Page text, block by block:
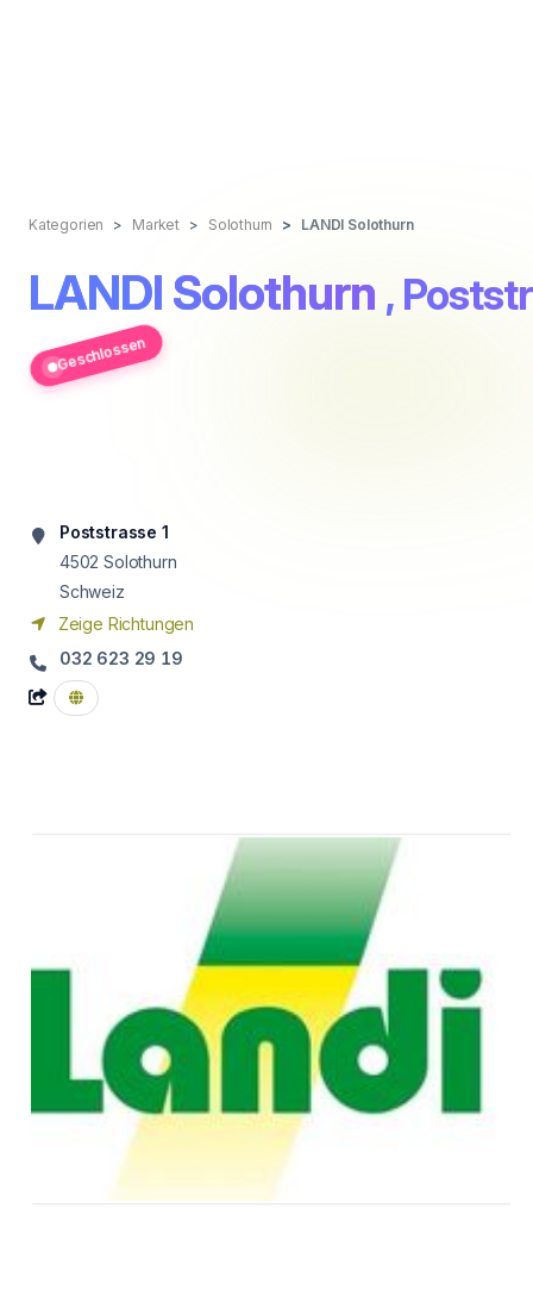
Kategorien Market Solothurn LANDI Solothurn
LANDI Solothurn ,
Geschlossen
Poststrasse 1
4502 Solothurn
Schweiz
Zeige Richtungen
032 623 29 19